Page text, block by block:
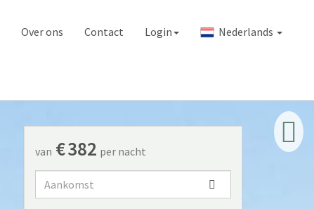
Over ons Contact Login Nederlands
van €382 per nacht
Aankomst